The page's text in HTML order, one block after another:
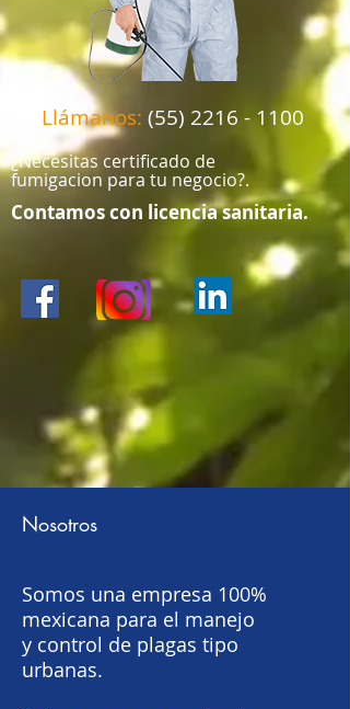
Llámanos: (55) 2216 - 1100
¿Necesitas certificado de
fumigacion para tu negocio?.
Contamos con licencia sanitaria.
Nosotros
Somos una empresa 100%
mexicana para el manejo
y control de plagas tipo
urbanas.